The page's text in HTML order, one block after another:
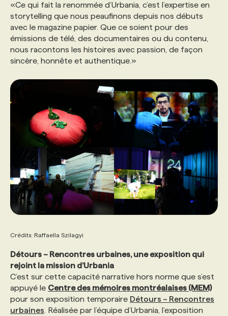
«Ce qui fait la renommée d’Urbania, c’est l’expertise en
storytelling que nous peaufinons depuis nos débuts
avec le magazine papier. Que ce soient pour des
émissions de télé, des documentaires ou du contenu,
nous racontons les histoires avec passion, de façon
sincère, honnête et authentique.»
Crédits: Raffaella Szilagyi
Détours – Rencontres urbaines, une exposition qui
rejoint la mission d’Urbania
C’est sur cette capacité narrative hors norme que s’est
appuyé le Centre des mémoires montréalaises (MEM)
pour son exposition temporaire Détours – Rencontres
urbaines . Réalisée par l’équipe d’Urbania, l’exposition